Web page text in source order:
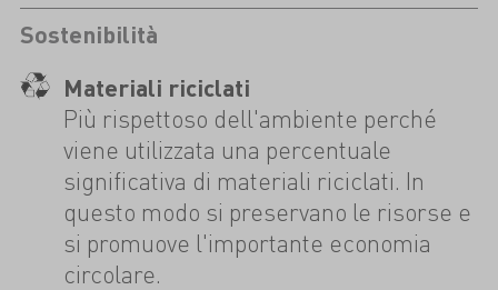
Sostenibilità
Materiali riciclati
Più rispettoso dell'ambiente perché
viene utilizzata una percentuale
significativa di materiali riciclati. In
questo modo si preservano le risorse e
si promuove l'importante economia
circolare.